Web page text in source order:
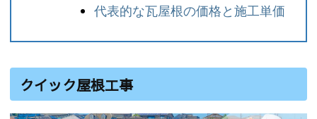
代表的な瓦屋根の価格と施工単価
クイック屋根工事